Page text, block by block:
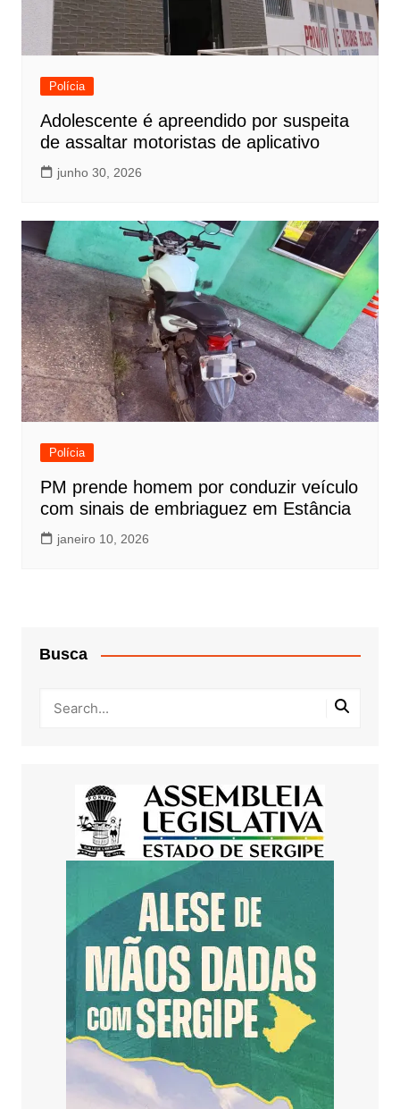
Polícia
Adolescente é apreendido por suspeita
de assaltar motoristas de aplicativo
junho 30, 2026
Polícia
PM prende homem por conduzir veículo
com sinais de embriaguez em Estância
janeiro 10, 2026
Busca